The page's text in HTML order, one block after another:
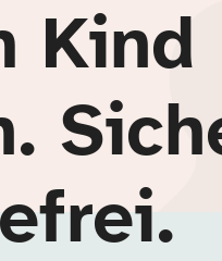
Kind